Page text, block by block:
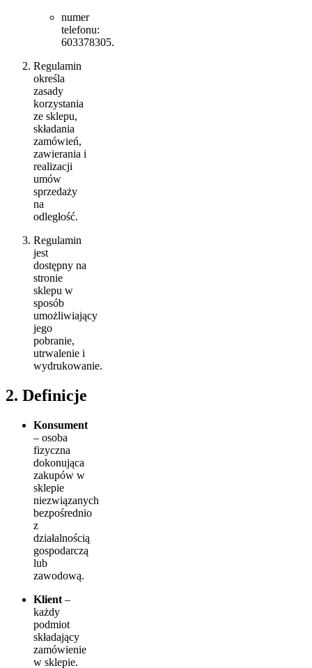
numer
telefonu:
603378305.
Regulamin
określa
zasady
korzystania
ze sklepu,
składania
zamówień,
zawierania i
realizacji
umów
sprzedaży
na
odległość.
Regulamin
jest
dostępny na
stronie
sklepu w
sposób
umożliwiający
jego
pobranie,
utrwalenie i
wydrukowanie.
2. Definicje
Konsument
– osoba
fizyczna
dokonująca
zakupów w
sklepie
niezwiązanych
bezpośrednio
z
działalnością
gospodarczą
lub
zawodową.
Klient –
każdy
podmiot
składający
zamówienie
w sklepie.